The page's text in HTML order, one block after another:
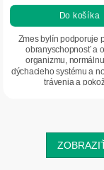
Do košíka
Zmes bylín podporuje
obranyschopnosť a
organizmu,
dýchacieho systému a
trávenia a